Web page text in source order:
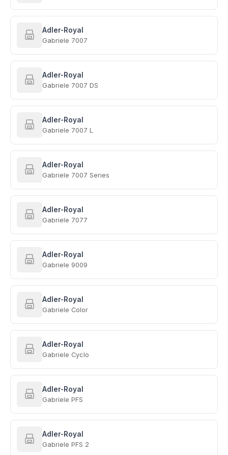
Adler-Royal
Gabriele 7007
Adler-Royal
Gabriele 7007 DS
Adler-Royal
Gabriele 7007 L
Adler-Royal
Gabriele 7007 Series
Adler-Royal
Gabriele 7077
Adler-Royal
Gabriele 9009
Adler-Royal
Gabriele Color
Adler-Royal
Gabriele Cyclo
Adler-Royal
Gabriele PFS
Adler-Royal
Gabriele PFS 2